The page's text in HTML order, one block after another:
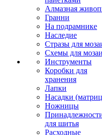
Алмазная
Гранни
На подрамнике
Наследие
Стразы для
Схемы для
Инструменты
Коробки для
хранения
Лапки
Насадки
Ножницы
для шитья
Расходные